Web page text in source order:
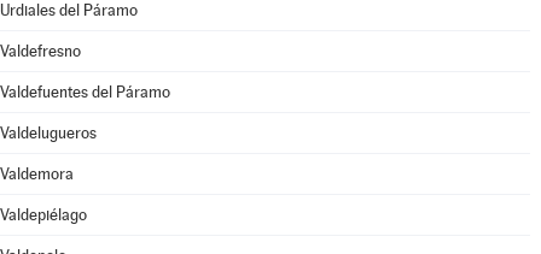
Urdiales del Páramo
Valdefresno
Valdefuentes del Páramo
Valdelugueros
Valdemora
Valdepiélago